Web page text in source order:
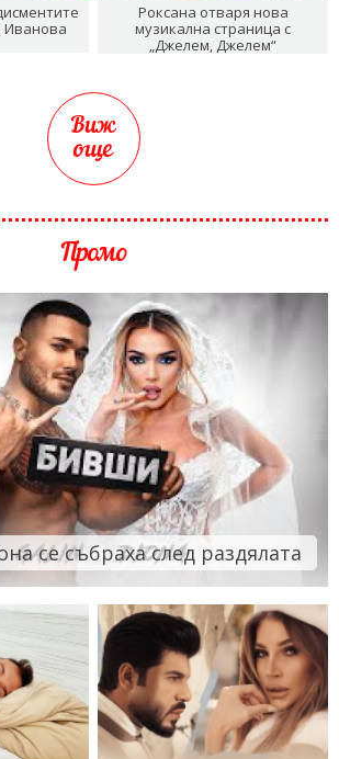
Иванова
Роксана отваря нова
музикална страница с
„Джелем, Джелем“
Виж
още
Промо
се събраха след раздялата